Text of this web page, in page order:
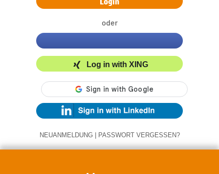
oder
Log in with XING
NEUANMELDUNG | PASSWORT VERGESSEN?